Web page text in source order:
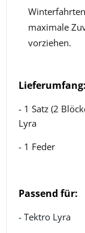
maximale
vorziehen.
Lieferumfang:
- 1 Satz (2
Lyra
- 1 Feder
Passend für:
- Tektro Lyra